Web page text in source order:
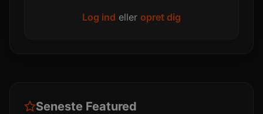
Log ind eller opret dig
Seneste Featured